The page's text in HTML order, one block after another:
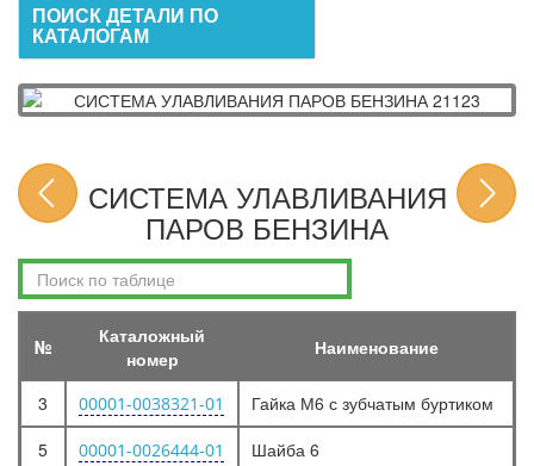
ПОИСК ДЕТАЛИ ПО
КАТАЛОГАМ
СИСТЕМА УЛАВЛИВАНИЯ
ПАРОВ БЕНЗИНА
№
Каталожный
номер
Наименование
3 00001-0038321-01
Гайка М6 с зубчатым буртиком
5
00001-0026444-01 Шайба 6